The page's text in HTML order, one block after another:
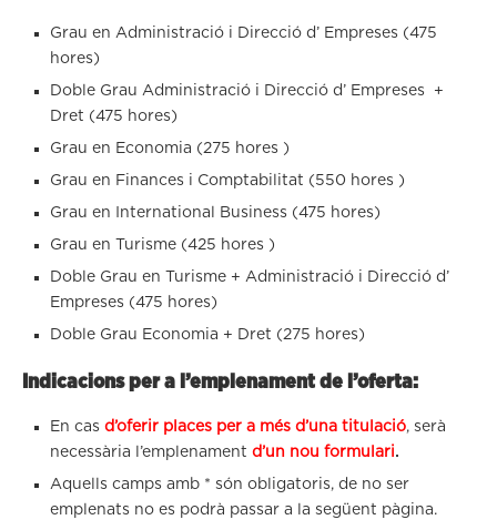
Grau en Administració i Direcció d’ Empreses (475
hores)
Doble Grau Administració i Direcció d’ Empreses +
Dret (475 hores)
Grau en Economia (275 hores )
Grau en Finances i Comptabilitat (550 hores )
Grau en International Business (475 hores)
Grau en Turisme (425 hores )
Doble Grau en Turisme + Administració i Direcció d’
Empreses (475 hores)
Doble Grau Economia + Dret (275 hores)
Indicacions per a l’emplenament de l’oferta:
En cas d’oferir places per a més d’una titulació, serà
necessària l’emplenament d’un nou formulari.
Aquells camps amb * són obligatoris, de no ser
emplenats no es podrà passar a la següent pàgina.